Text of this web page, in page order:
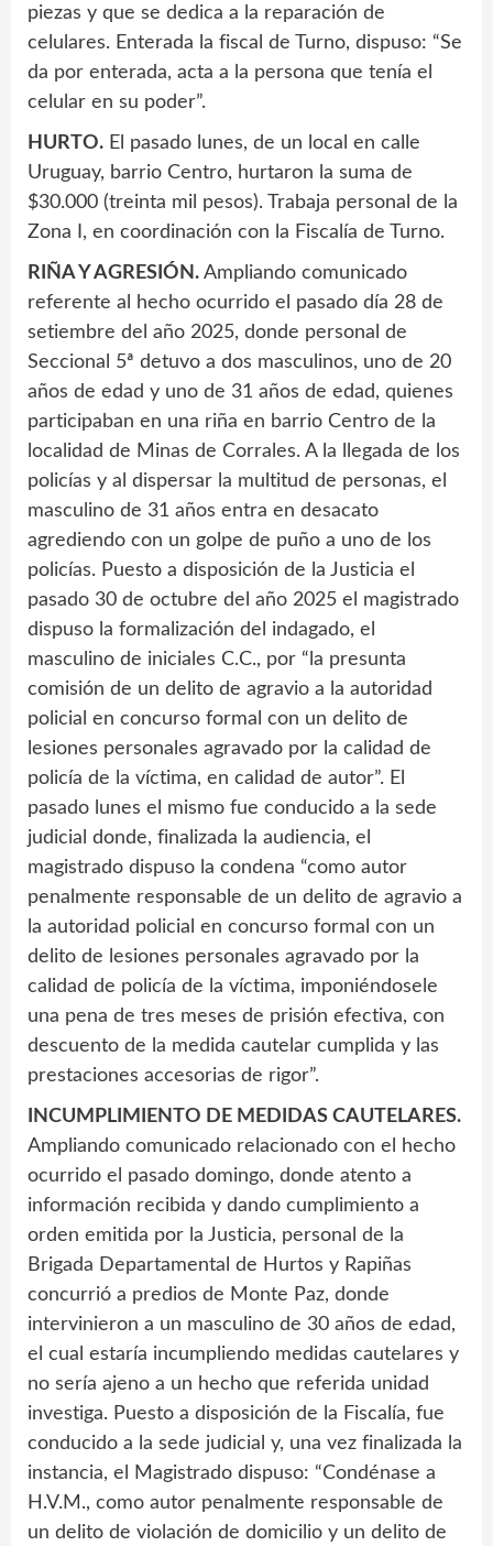
piezas y que se dedica a la reparación de
celulares. Enterada la fiscal de Turno, dispuso: “Se
da por enterada, acta a la persona que tenía el
celular en su poder”.
HURTO. El pasado lunes, de un local en calle
Uruguay, barrio Centro, hurtaron la suma de
$30.000 (treinta mil pesos). Trabaja personal de la
Zona I, en coordinación con la Fiscalía de Turno.
RIÑA Y AGRESIÓN. Ampliando comunicado
referente al hecho ocurrido el pasado día 28 de
setiembre del año 2025, donde personal de
Seccional 5ª detuvo a dos masculinos, uno de 20
años de edad y uno de 31 años de edad, quienes
participaban en una riña en barrio Centro de la
localidad de Minas de Corrales. A la llegada de los
policías y al dispersar la multitud de personas, el
masculino de 31 años entra en desacato
agrediendo con un golpe de puño a uno de los
policías. Puesto a disposición de la Justicia el
pasado 30 de octubre del año 2025 el magistrado
dispuso la formalización del indagado, el
masculino de iniciales C.C., por “la presunta
comisión de un delito de agravio a la autoridad
policial en concurso formal con un delito de
lesiones personales agravado por la calidad de
policía de la víctima, en calidad de autor”. El
pasado lunes el mismo fue conducido a la sede
judicial donde, finalizada la audiencia, el
magistrado dispuso la condena “como autor
penalmente responsable de un delito de agravio a
la autoridad policial en concurso formal con un
delito de lesiones personales agravado por la
calidad de policía de la víctima, imponiéndosele
una pena de tres meses de prisión efectiva, con
descuento de la medida cautelar cumplida y las
prestaciones accesorias de rigor”.
INCUMPLIMIENTO DE MEDIDAS CAUTELARES.
Ampliando comunicado relacionado con el hecho
ocurrido el pasado domingo, donde atento a
información recibida y dando cumplimiento a
orden emitida por la Justicia, personal de la
Brigada Departamental de Hurtos y Rapiñas
concurrió a predios de Monte Paz, donde
intervinieron a un masculino de 30 años de edad,
el cual estaría incumpliendo medidas cautelares y
no sería ajeno a un hecho que referida unidad
investiga. Puesto a disposición de la Fiscalía, fue
conducido a la sede judicial y, una vez finalizada la
instancia, el Magistrado dispuso: “Condénase a
H.V.M., como autor penalmente responsable de
un delito de violación de domicilio y un delito de